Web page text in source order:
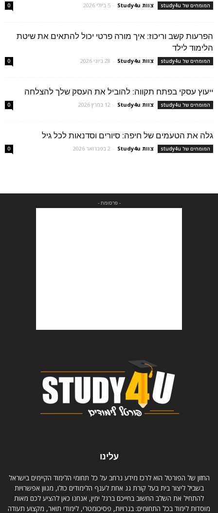
המומחים של study4u צוות Study4u - 5 ביולי 2026 0
הפרעות קשב וריכוז: איך מורה פרטי יכול להתאים את שיטת
הלימוד לילד
המומחים של study4u צוות Study4u - 28 ביוני 2026 0
ייעוץ עסקי בפתח תקווה: להוביל את העסק שלך להצלחה
המומחים של study4u צוות Study4u - 12 במרץ 2026 0
גלה את הטעמים של חיפה: סיורים וסדנאות לכל גיל
המומחים של study4u צוות Study4u - 2 בפברואר 2026 0
- פרסומת -
עלינו
החזון של הפורטל הוא לרכז מידע נרחב על כל תחומי הלימוד הקיימים בישראל
בשביל ליצור בית בעל קורת גג אחת לענף הלימודים כולו, מגוון אפשרויות
להתחיל את השלב החשוב בחייכם ברגל ימין, אנחנו כאן להציע לכם מאות
מוסדות לימוד בכל התחומים: בגרויות, פסיכומטרי, לימודי תואר, מקצוע תעודה